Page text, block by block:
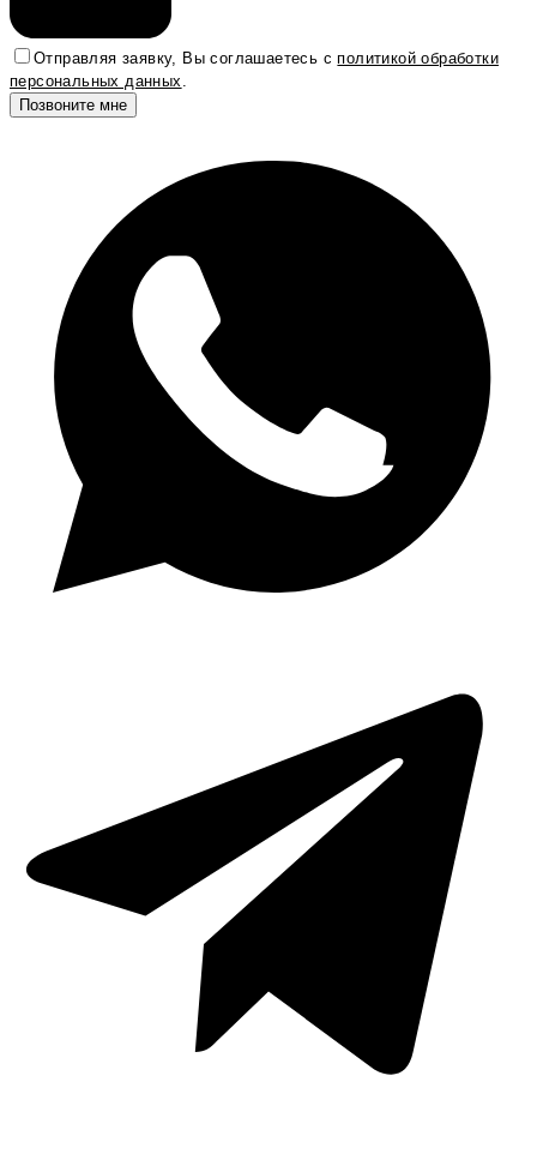
Отправляя заявку, Вы соглашаетесь сполитикой обработки
персональных данных